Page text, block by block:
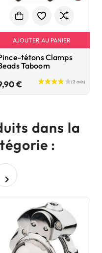
AJOUTER AU PANIER
tétons Clamps
Taboom
€Prix
dans la
:
